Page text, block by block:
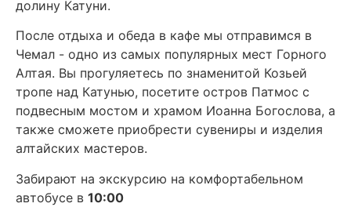
долину Катуни.
После отдыха и обеда в кафе мы отправимся в
Чемал - одно из самых популярных мест Горного
Алтая. Вы прогуляетесь по знаменитой Козьей
тропе над Катунью, посетите остров Патмос с
подвесным мостом и храмом Иоанна Богослова, а
также сможете приобрести сувениры и изделия
алтайских мастеров.
Забирают на экскурсию на комфортабельном
автобусе в 10:00